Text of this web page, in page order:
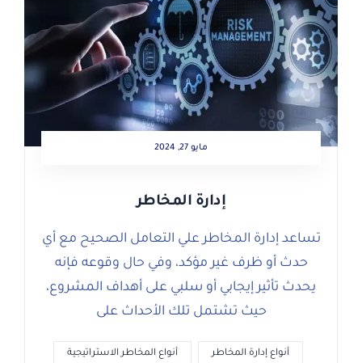
مايو 27, 2024
إدارة المخاطر
تساعد إدارة المخاطر علي التعامل الصحيح مع أي
حدث أو ظرف غير مؤكد، وفي حال وقوعه فإنه
يحدث تأثير إيجابي أو سلبي على أهداف المشروع،
حيث تشتمل تلك الأحداث على
أنواع إدارة المخاطر أنواع المخاطر الاستراتيجية